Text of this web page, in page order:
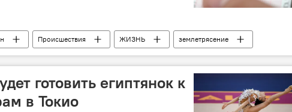
Происшествия ЖИЗНЬ
землетрясение
готовить египтянок к
в Токио